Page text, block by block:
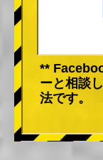
**
ーと相談
法です。